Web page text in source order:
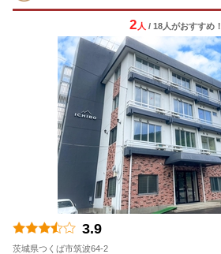
2 人 / 18人がおすすめ！
3.9
茨城県つくば市筑波64-2